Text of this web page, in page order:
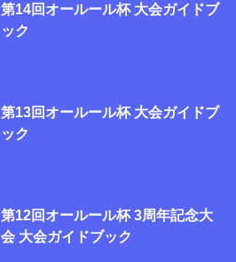
第14回オールール杯 大会ガイドブ
ック
第13回オールール杯 大会ガイドブ
ック
第12回オールール杯 3周年記念大
会 大会ガイドブック